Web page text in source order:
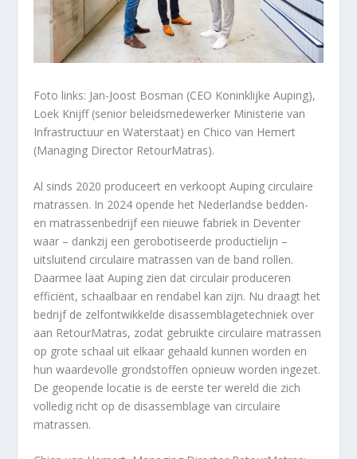
Foto links: Jan-Joost Bosman (CEO Koninklijke Auping),
Loek Knijff (senior beleidsmedewerker Ministerie van
Infrastructuur en Waterstaat) en Chico van Hemert
(Managing Director RetourMatras).
Al sinds 2020 produceert en verkoopt Auping circulaire
matrassen. In 2024 opende het Nederlandse bedden-
en matrassenbedrijf een nieuwe fabriek in Deventer
waar – dankzij een gerobotiseerde productielijn –
uitsluitend circulaire matrassen van de band rollen.
Daarmee laat Auping zien dat circulair produceren
efficiënt, schaalbaar en rendabel kan zijn. Nu draagt het
bedrijf de zelfontwikkelde disassemblagetechniek over
aan RetourMatras, zodat gebruikte circulaire matrassen
op grote schaal uit elkaar gehaald kunnen worden en
hun waardevolle grondstoffen opnieuw worden ingezet.
De geopende locatie is de eerste ter wereld die zich
volledig richt op de disassemblage van circulaire
matrassen.